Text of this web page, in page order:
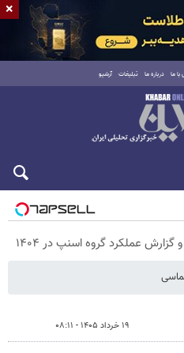
ما درباره ما تبلیغات آرشیو
عملکرد گروه اسنپ در ۱۴۰۴
۱۹ خرداد ۱۴۰۵ - ۰۸:۱۱
×